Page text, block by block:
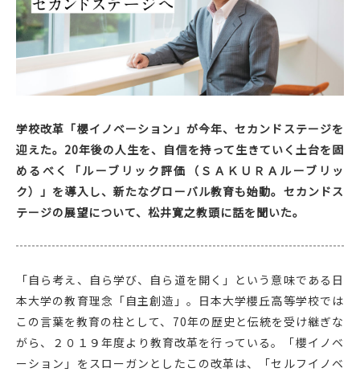
学校改革「櫻イノベーション」が今年、セカンドステージを
迎えた。20年後の人生を、自信を持って生きていく土台を固
めるべく「ルーブリック評価（ＳＡＫＵＲＡルーブリッ
ク）」を導入し、新たなグローバル教育も始動。セカンドス
テージの展望について、松井寛之教頭に話を聞いた。
「自ら考え、自ら学び、自ら道を開く」という意味である日
本大学の教育理念「自主創造」。日本大学櫻丘高等学校では
この言葉を教育の柱として、70年の歴史と伝統を受け継ぎな
がら、２０１９年度より教育改革を行っている。「櫻イノベ
ーション」をスローガンとしたこの改革は、「セルフイノベ